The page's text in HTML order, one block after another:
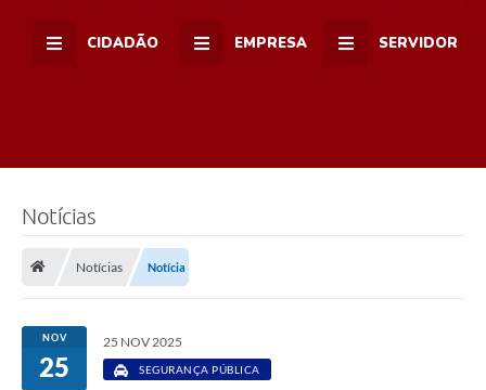
CIDADÃO EMPRESA SERVIDOR
Notícias
Notícias Notícia
NOV
25
25 NOV 2025
SEGURANÇA PÚBLICA